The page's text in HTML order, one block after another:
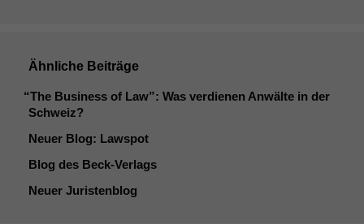
Ähnliche Beiträge
“The Business of Law”: Was verdienen Anwälte in der
Schweiz?
Neuer Blog: Lawspot
Blog des Beck-Verlags
Neuer Juristenblog